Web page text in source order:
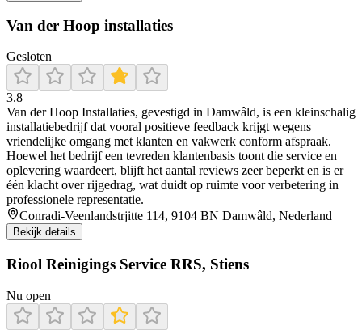
Van der Hoop installaties
Gesloten
3.8
Van der Hoop Installaties, gevestigd in Damwâld, is een kleinschalig
installatiebedrijf dat vooral positieve feedback krijgt wegens
vriendelijke omgang met klanten en vakwerk conform afspraak.
Hoewel het bedrijf een tevreden klantenbasis toont die service en
oplevering waardeert, blijft het aantal reviews zeer beperkt en is er
één klacht over rijgedrag, wat duidt op ruimte voor verbetering in
professionele representatie.
Conradi-Veenlandstrjitte 114, 9104 BN Damwâld, Nederland
Bekijk details
Riool Reinigings Service RRS, Stiens
Nu open